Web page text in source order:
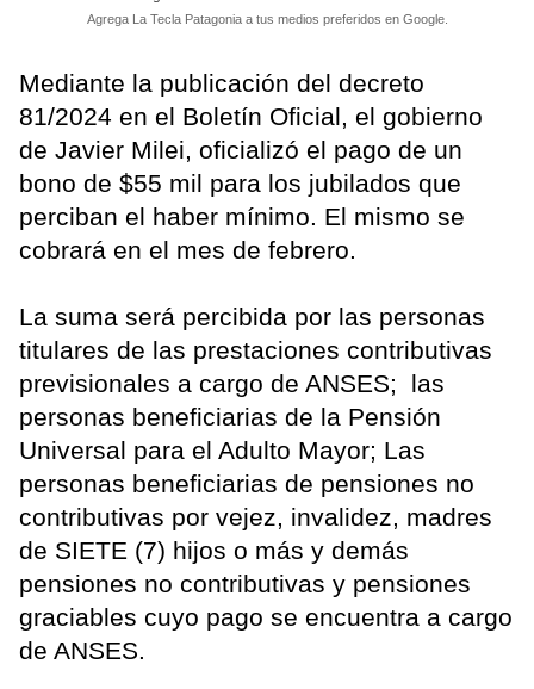
Agrega La Tecla Patagonia a tus medios preferidos en Google.
Mediante la publicación del decreto
81/2024 en el Boletín Oficial, el gobierno
de Javier Milei, oficializó el pago de un
bono de $55 mil para los jubilados que
perciban el haber mínimo. El mismo se
cobrará en el mes de febrero.
La suma será percibida por las personas
titulares de las prestaciones contributivas
previsionales a cargo de ANSES; las
personas beneficiarias de la Pensión
Universal para el Adulto Mayor; Las
personas beneficiarias de pensiones no
contributivas por vejez, invalidez, madres
de SIETE (7) hijos o más y demás
pensiones no contributivas y pensiones
graciables cuyo pago se encuentra a cargo
de ANSES.